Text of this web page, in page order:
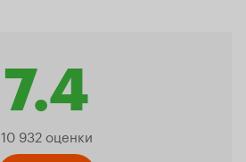
7.4
Рейтинг
10 932 оценки